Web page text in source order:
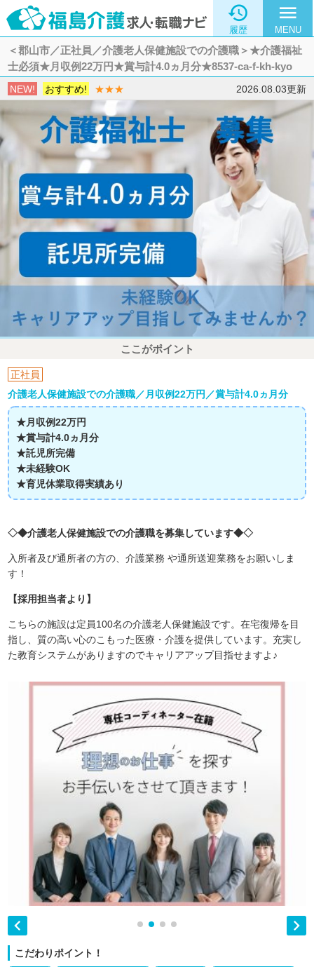

履歴
menu
MENU
＜郡山市／正社員／介護老人保健施設での介護職＞★介護福祉
士必須★月収例22万円★賞与計4.0ヵ月分★8537-ca-f-kh-kyo
NEW! おすすめ! ★★★ 2026.08.03更新
ここがポイント
正社員
介護老人保健施設での介護職／月収例22万円／賞与計4.0ヵ月分
★月収例22万円
★賞与計4.0ヵ月分
★託児所完備
★未経験OK
★育児休業取得実績あり
◇◆介護老人保健施設での介護職を募集しています◆◇
入所者及び通所者の方の、介護業務 や通所送迎業務をお願いしま
す！
【採用担当者より】
こちらの施設は定員100名の介護老人保健施設です。在宅復帰を目
指し、質の高い心のこもった医療・介護を提供しています。充実し
た教育システムがありますのでキャリアアップ目指せますよ♪
 
こだわりポイント！